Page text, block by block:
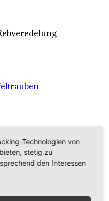
Technologien von
stetig zu
den Interessen